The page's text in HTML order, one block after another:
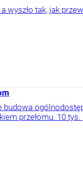
a wyszło tak, jak
budowa
przełomu. 10